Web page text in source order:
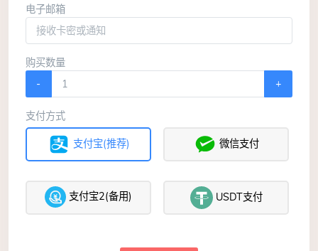
电子邮箱
购买数量
-
+
支付方式
支付宝(推荐)
微信支付
支付宝2(备用) USDT支付